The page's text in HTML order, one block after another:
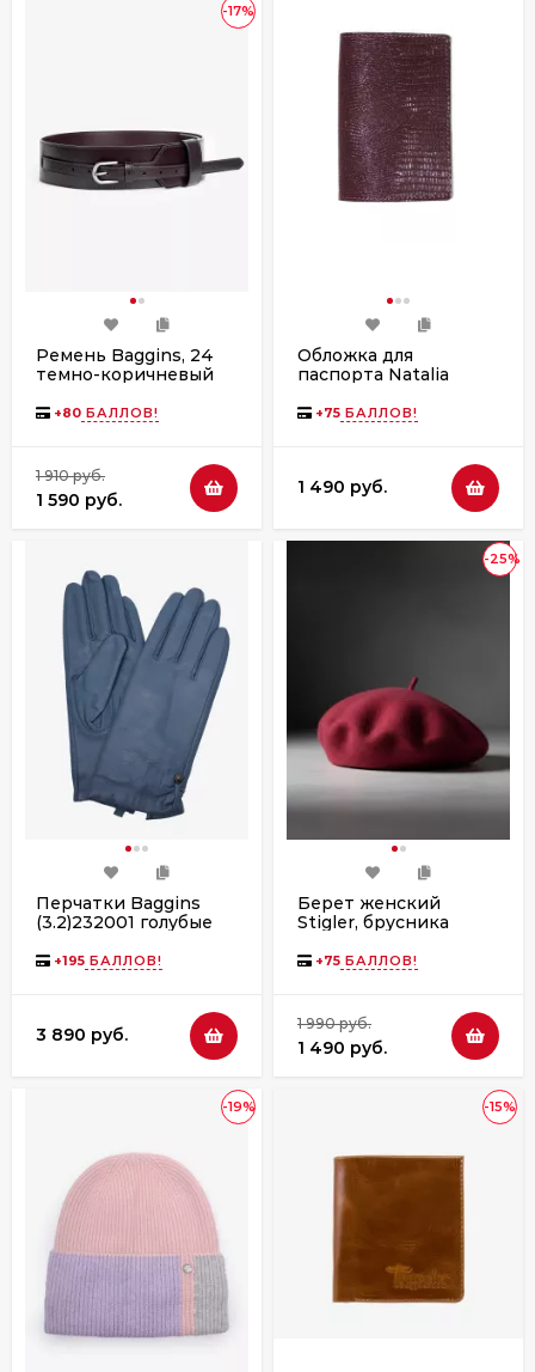
-17%
Ремень Baggins, 24
темно-коричневый
+80 БАЛЛОВ!
1 910 руб.
1 590 руб.
Обложка для
паспорта Natalia
рептилия бордо
+75 БАЛЛОВ!
1 490 руб.
Перчатки Baggins
(3.2)232001 голубые
+195 БАЛЛОВ!
3 890 руб.
-25%
Берет женский
Stigler, брусника
+75 БАЛЛОВ!
1 990 руб.
1 490 руб.
-19% -15%